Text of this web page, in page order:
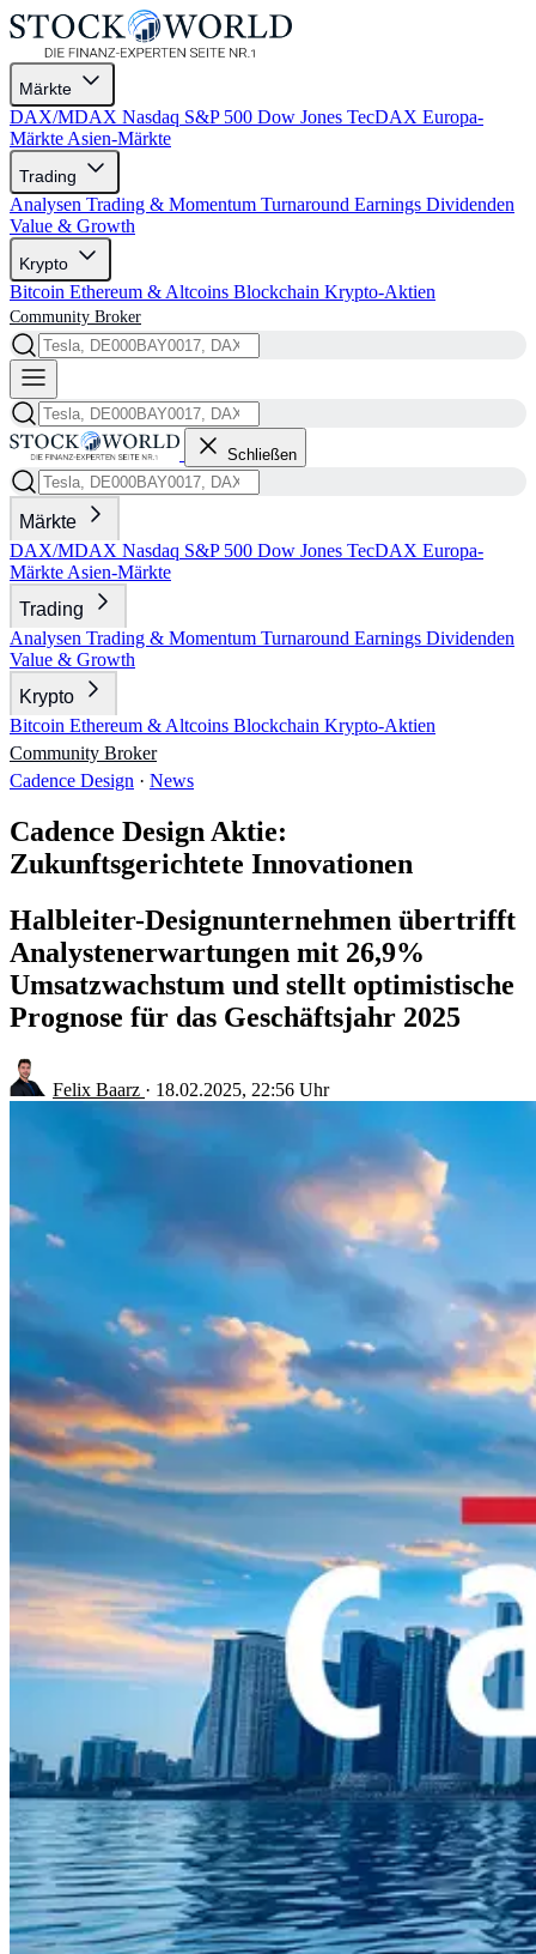
Märkte
DAX/MDAX Nasdaq S&P 500 Dow Jones TecDAX Europa-
Märkte Asien-Märkte
Trading
Analysen Trading & Momentum Turnaround Earnings Dividenden
Value & Growth
Krypto
Bitcoin Ethereum & Altcoins Blockchain Krypto-Aktien
Community Broker
Schließen
Märkte
DAX/MDAX Nasdaq S&P 500 Dow Jones TecDAX Europa-
Märkte Asien-Märkte
Trading
Analysen Trading & Momentum Turnaround Earnings Dividenden
Value & Growth
Krypto
Bitcoin Ethereum & Altcoins Blockchain Krypto-Aktien
Community Broker
Cadence Design · News
Cadence Design Aktie:
Zukunftsgerichtete Innovationen
Halbleiter-Designunternehmen übertrifft
Analystenerwartungen mit 26,9%
Umsatzwachstum und stellt optimistische
Prognose für das Geschäftsjahr 2025
Felix Baarz · 18.02.2025, 22:56 Uhr